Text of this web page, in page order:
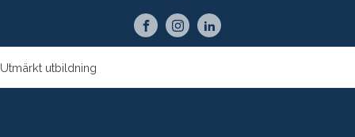
Utmärkt utbildning